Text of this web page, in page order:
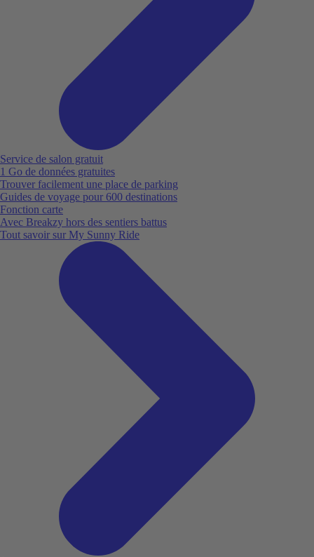
Service de salon gratuit
1 Go de données gratuites
Trouver facilement une place de parking
Guides de voyage pour 600 destinations
Fonction carte
Avec Breakzy hors des sentiers battus
Tout savoir sur My Sunny Ride